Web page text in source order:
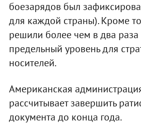
боезарядов был
для каждой страны). Кроме
решили более чем в два раза
предельный уровень для
носителей.
Американская
рассчитывает завершить
документа до конца года.